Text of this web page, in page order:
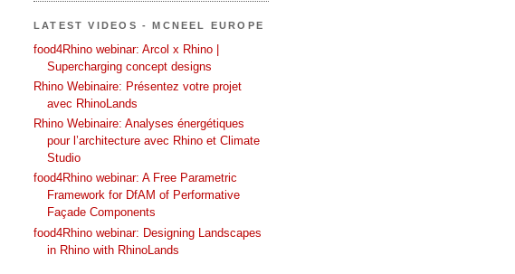
LATEST VIDEOS - MCNEEL EUROPE
food4Rhino webinar: Arcol x Rhino |
Supercharging concept designs
Rhino Webinaire: Présentez votre projet
avec RhinoLands
Rhino Webinaire: Analyses énergétiques
pour l’architecture avec Rhino et Climate
Studio
food4Rhino webinar: A Free Parametric
Framework for DfAM of Performative
Façade Components
food4Rhino webinar: Designing Landscapes
in Rhino with RhinoLands